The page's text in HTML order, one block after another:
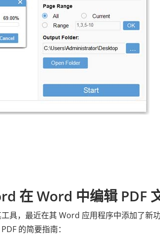
在 Word 中编辑 PDF
具，最近在其 Word 应用程序中添加了新
的简要指南：